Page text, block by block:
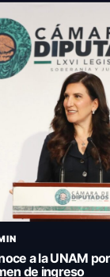
a la UNAM
de ingreso